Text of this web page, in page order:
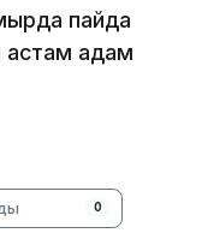
пайда
астам адам
0